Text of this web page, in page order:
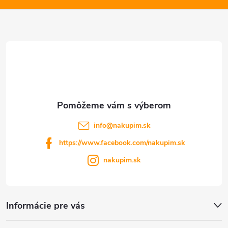
ä
Informácie pre vás
info@nakupim.sk
https://www.facebook.com/nakupim.sk
nakupim.sk